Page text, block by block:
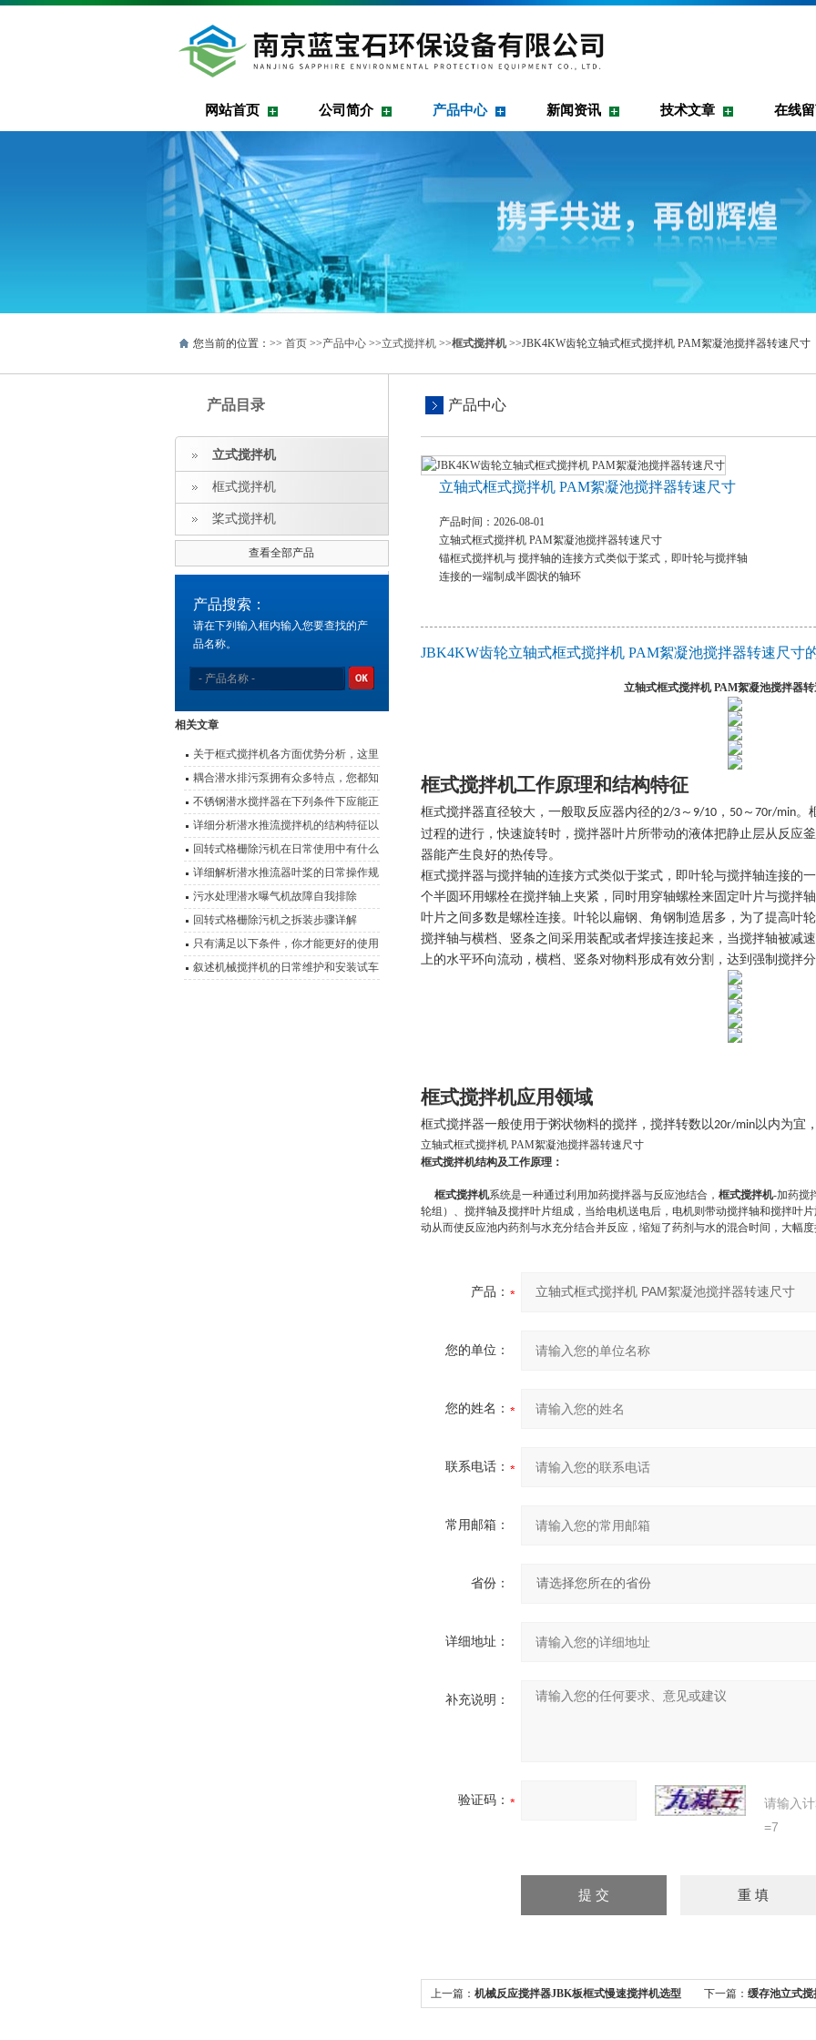
网站首页 公司简介 产品中心 新闻资讯 技术文章 在线
您当前的位置：>> 首页 >>产品中心 >>立式搅拌机 >>框式搅拌机>>JBK4KW齿轮立轴式框式搅拌机 PAM絮凝池搅拌器转速尺寸
产品目录
立式搅拌机
框式搅拌机
桨式搅拌机
查看全部产品
产品搜索：
请在下列输入框内输入您要查找的产
品名称。
相关文章
关于框式搅拌机各方面优势分析，这里
都有
耦合潜水排污泵拥有众多特点，您都知
道吗？
不锈钢潜水搅拌器在下列条件下应能正
常连续运行
详细分析潜水推流搅拌机的结构特征以
及优势
回转式格栅除污机在日常使用中有什么
优点？
详细解析潜水推流器叶桨的日常操作规
程
污水处理潜水曝气机故障自我排除
回转式格栅除污机之拆装步骤详解
只有满足以下条件，你才能更好的使用
耦合潜水排污泵
叙述机械搅拌机的日常维护和安装试车
产品中心
立轴式框式搅拌机 PAM絮凝池搅拌器转速尺寸
产品时间：2026-08-01
立轴式框式搅拌机 PAM絮凝池搅拌器转速尺寸
锚框式搅拌机与 搅拌轴的连接方式类似于桨式，即叶轮与搅拌轴
连接的一端制成半圆状的轴环
JBK4KW齿轮立轴式框式搅拌机 PAM絮凝池搅拌器转速尺寸
立轴式框式搅拌机 PAM絮凝池搅拌器
框式搅拌机工作原理和结构特征
框式搅拌器直径较大，一般取反应器内径的2/3 ～ 9/10 ， 50 ～ 70r/min。
过程的进行，快速旋转时，搅拌器叶片所带动的液体把静止层从反应
器能产生良好的热传导。
框式搅拌器与搅拌轴的连接方式类似于桨式，即叶轮与搅拌轴连接的
个半圆环用螺栓在搅拌轴上夹紧，同时用穿轴螺栓来固定叶片与搅拌
叶片之间多数是螺栓连接。叶轮以扁钢、角钢制造居多，为了提高叶
搅拌轴与横档、竖条之间采用装配或者焊接连接起来，当搅拌轴被减
上的水平环向流动，横档、竖条对物料形成有效分割，达到强制搅拌分
框式搅拌机应用领域
框式搅拌器一般使用于粥状物料的搅拌，搅拌转数以20r/min以内为宜
立轴式框式搅拌机 PAM絮凝池搅拌器转速尺寸
框式搅拌机结构及工作原理：
框式搅拌机系统是一种通过利用加药搅拌器与反应池结合， 框式搅拌机-加药搅
轮组）、搅拌轴及搅拌叶片组成，当给电机送电后，电机则带动搅拌轴和搅拌叶
动从而使反应池内药剂与水充分结合并反应，缩短了药剂与水的混合时间，大幅度
产品：
您的单位：
您的姓名：
联系电话：
常用邮箱：
省份：
详细地址：
补充说明：
验证码：
请输入
=7
上一篇： 机械反应搅拌器JBK板框式慢速搅拌机选型 下一篇： 缓存池立式